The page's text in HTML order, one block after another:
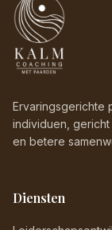
Ervaringsgerichte
individuen,
en betere
Diensten